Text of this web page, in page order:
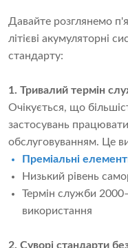
Давайте розглянемо
літієві акумуляторні
стандарту:
1. Тривалий термін
Очікується, що
застосувань
обслуговуванням. Це
Преміальні
Низький рівень
Термін служби
використання
2. Суворі стандарти